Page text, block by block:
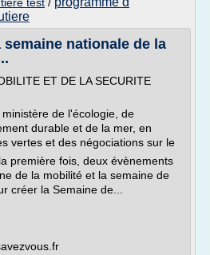
semaine nationale de la
ET DE LA SECURITE
de l'écologie, de
durable et de la mer, en
vertes et des négociations sur le
première fois, deux évènements
de la mobilité et la semaine de
créer la Semaine de...